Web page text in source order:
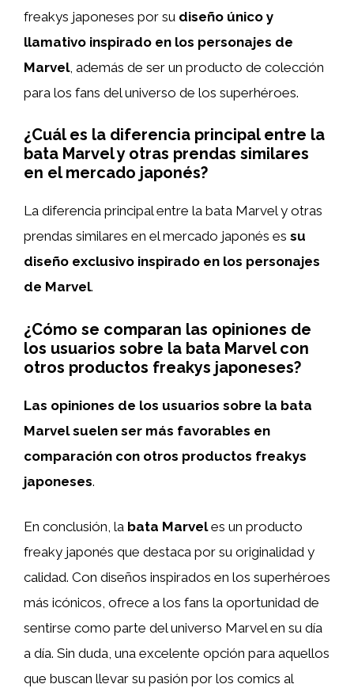
freakys japoneses por su diseño único y
llamativo inspirado en los personajes de
Marvel, además de ser un producto de colección
para los fans del universo de los superhéroes.
¿Cuál es la diferencia principal entre la
bata Marvel y otras prendas similares
en el mercado japonés?
La diferencia principal entre la bata Marvel y otras
prendas similares en el mercado japonés es su
diseño exclusivo inspirado en los personajes
de Marvel.
¿Cómo se comparan las opiniones de
los usuarios sobre la bata Marvel con
otros productos freakys japoneses?
Las opiniones de los usuarios sobre la bata
Marvel suelen ser más favorables en
comparación con otros productos freakys
japoneses.
En conclusión, la bata Marveles un producto
freaky japonés que destaca por su originalidad y
calidad. Con diseños inspirados en los superhéroes
más icónicos, ofrece a los fans la oportunidad de
sentirse como parte del universo Marvel en su día
a día. Sin duda, una excelente opción para aquellos
que buscan llevar su pasión por los comics al